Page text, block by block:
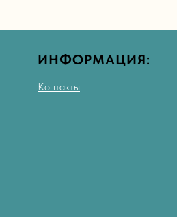
ИНФОРМАЦИЯ:
Контакты